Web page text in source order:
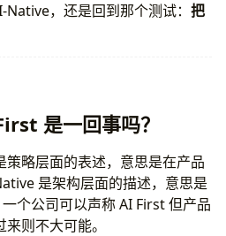
，还是回到那个测试： 把
是一回事吗？
略层面的表述，意思是在产品
是架构层面的描述，意思是
个公司可以声称 AI First 但产品
则不大可能。